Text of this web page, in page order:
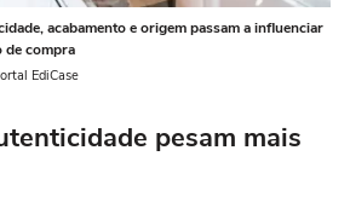
acabamento e origem passam a influenciar
de compra
EdiCase
pesam mais